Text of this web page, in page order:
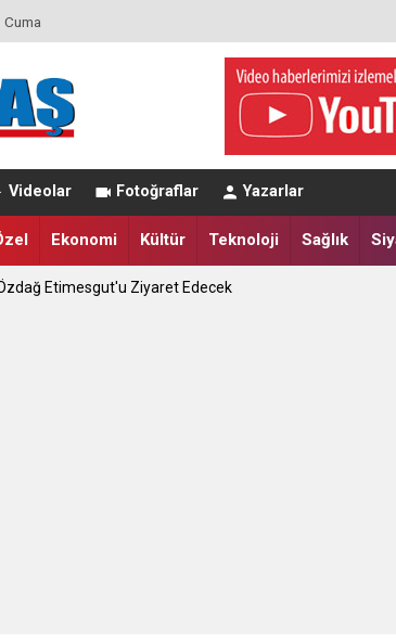
Videolar Fotoğraflar Yazarlar
Ekonomi Kültür Teknoloji Sağlık
Yula'dan Etimesgut Değerlendirmesi
Etimesgut'u Ziyaret Edecek